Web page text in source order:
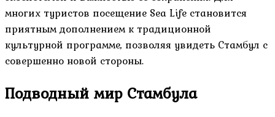
многих туристов посещение Sea Life становится
приятным дополнением к традиционной
культурной программе, позволяя увидеть Стамбул с
совершенно новой стороны.
Подводный мир Стамбула